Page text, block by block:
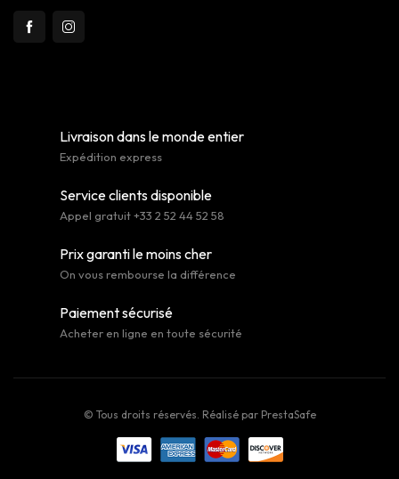
Livraison dans le monde entier
Expédition express
Service clients disponible
Appel gratuit +33 2 52 44 52 58
Prix garanti le moins cher
On vous rembourse la différence
Paiement sécurisé
Acheter en ligne en toute sécurité
© Tous droits réservés. Réalisé par PrestaSafe